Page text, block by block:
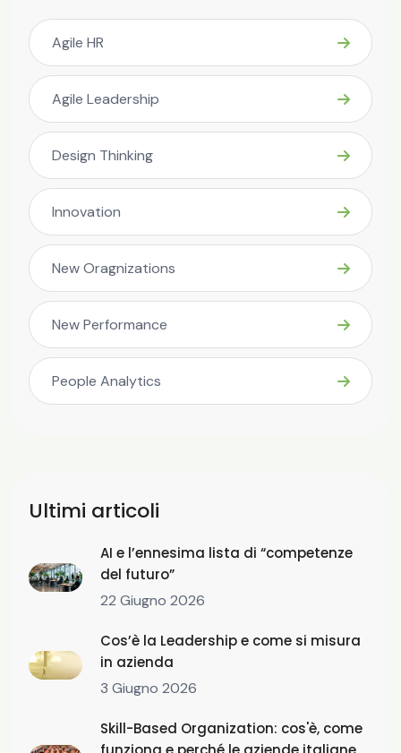
Agile HR
Agile Leadership
Design Thinking
Innovation
New Oragnizations
New Performance
People Analytics
Ultimi articoli
AI e l’ennesima lista di “competenze
del futuro”
22 Giugno 2026
Cos’è la Leadership e come si misura
in azienda
3 Giugno 2026
Skill-Based Organization: cos'è, come